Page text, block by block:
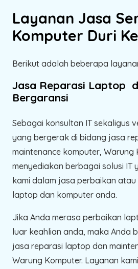
Layanan Jasa
Komputer Duri
Berikut adalah beberapa
Jasa Reparasi Laptop
Bergaransi
Sebagai konsultan IT sekaligus
yang bergerak di bidang jasa
maintenance komputer, Warung
menyediakan berbagai solusi IT
kami dalam jasa perbaikan atau
laptop dan komputer anda.
Jika Anda merasa perbaikan
luar keahlian anda, maka Anda
jasa reparasi laptop dan
Warung Komputer. Layanan